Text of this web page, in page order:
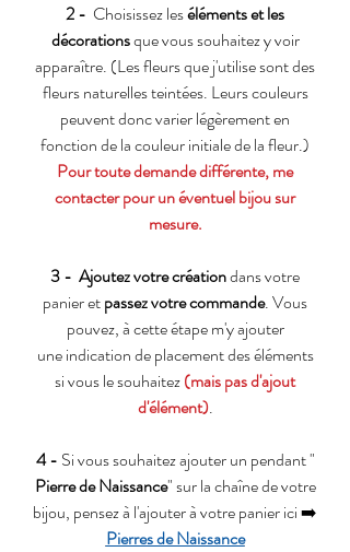
2 - Choisissez leséléments et les
décorationsque vous souhaitez y voir
apparaître. (Les fleurs que j'utilise sont des
fleurs naturelles teintées. Leurs couleurs
peuvent donc varier légèrement en
fonction de la couleur initiale de la fleur.)
Pour toute demande différente, me
contacter pour un éventuel bijou sur
mesure.
3 - Ajoutez votre créationdans votre
panier etpassez votre commande. Vous
pouvez, à cette étape m'y ajouter
une indication de placement des éléments
si vous le souhaitez(mais pas d'ajout
d'élément).
4 - Si vous souhaitez ajouter un pendant "
Pierre de Naissance" sur la chaîne de votre
bijou, pensez à l'ajouter à votre panier ici ➡️
Pierres de Naissance